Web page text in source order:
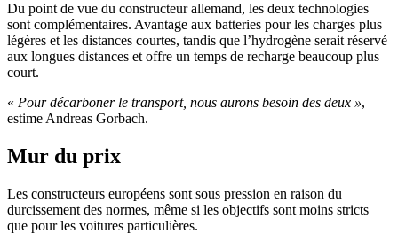
Du point de vue du constructeur allemand, les deux technologies
sont complémentaires. Avantage aux batteries pour les charges plus
légères et les distances courtes, tandis que l’hydrogène serait réservé
aux longues distances et offre un temps de recharge beaucoup plus
court.
« Pour décarboner le transport, nous aurons besoin des deux »,
estime Andreas Gorbach.
Mur du prix
Les constructeurs européens sont sous pression en raison du
durcissement des normes, même si les objectifs sont moins stricts
que pour les voitures particulières.